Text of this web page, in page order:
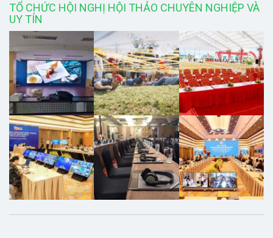
TỔ CHỨC HỘI NGHỊ HỘI THẢO CHUYÊN NGHIỆP VÀ
UY TÍN